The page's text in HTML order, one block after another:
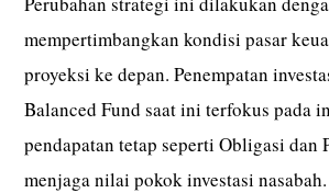
mempertimbangkan kondisi pasar
proyeksi ke depan. Penempatan
Balanced Fund saat ini terfokus pada
pendapatan tetap seperti Obligasi dan
menjaga nilai pokok investasi nasabah.